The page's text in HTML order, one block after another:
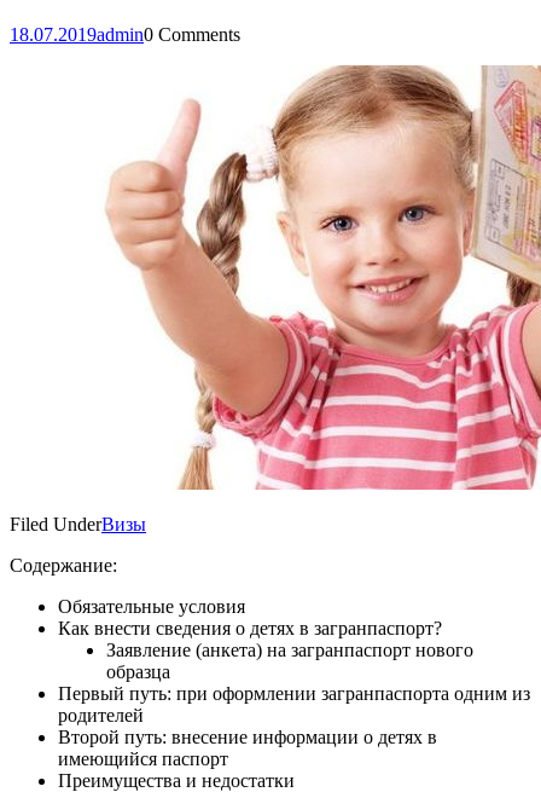
18.07.2019admin0 Comments
Filed UnderВизы
Содержание:
Обязательные условия
Как внести сведения о детях в загранпаспорт?
Заявление (анкета) на загранпаспорт нового
образца
Первый путь: при оформлении загранпаспорта одним из
родителей
Второй путь: внесение информации о детях в
имеющийся паспорт
Преимущества и недостатки